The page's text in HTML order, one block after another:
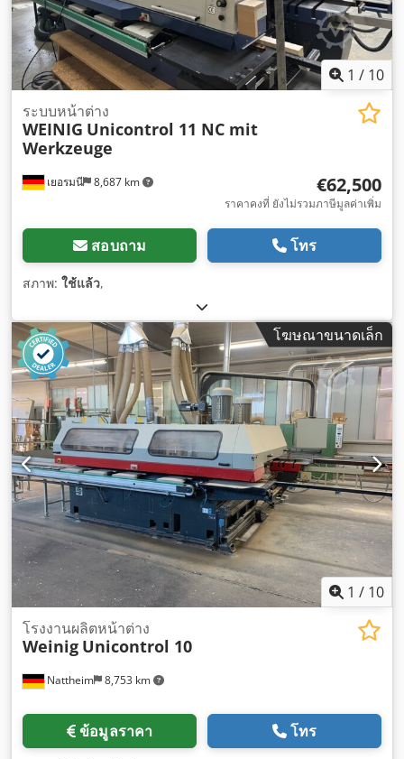
1 / 10
เยอรมนี 8,687 km
ระบบหน้าต่าง
WEINIG Unicontrol 11 NC mit
Werkzeuge
€62,500
ราคาคงที่ ยังไม่รวมภาษีมูลค่าเพิ่ม
สอบถาม โทร
สภาพ: ใช้แล้ว,
โฆษณาขนาดเล็ก
1 / 10
Nattheim 8,753 km
โรงงานผลิตหน้าต่าง
Weinig Unicontrol 10
ข้อมูลราคา โทร